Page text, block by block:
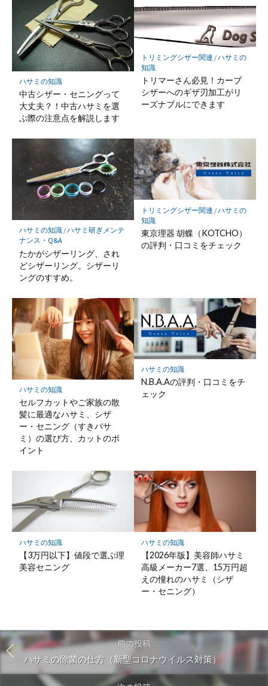
ー
ク
に
保
存
ハサミの知識
中古シザー・セニングって
大丈夫？！中古ハサミを選
ぶ際の注意点を解説します
トリミングシザー関連 /ハサミの
知識
トリマーさん必見！カーブ
シザーへのギザ刃加工がリ
ーズナブルにできます
ハサミの知識/ハサミ研ぎメンテ
ナンス・Q&A
たかがシザーリング、され
どシザーリング。シザーリ
ングのすすめ。
トリミングシザー関連 /ハサミの
知識
東京理器 胡蝶（KOTCHO）
の評判・口コミをチェック
ハサミの知識
セルフカットやご家族の散
髪に最適なハサミ、シザ
ー・セニング（すきバサ
ミ）の選び方、カットのポ
イント
ハサミの知識
N.B.A.Aの評判・口コミをチ
ェック
ハサミの知識
【3万円以下】値段で選ぶ理
美容セニング
ハサミの知識
【2026年版】美容師ハサミ
高級メーカー7選、15万円超
えの憧れのハサミ（シザ
ー・セニング）
前の投稿
ハサミの除菌の仕方（新型コロナウイルス対策）